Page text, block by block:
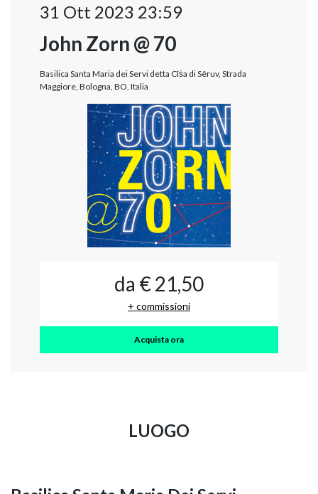
31 Ott 2023 23:59
John Zorn @ 70
Basilica Santa Maria dei Servi detta Cîṡa di Sêruv, Strada
Maggiore, Bologna, BO, Italia
da € 21,50
+ commissioni
Acquista ora
LUOGO